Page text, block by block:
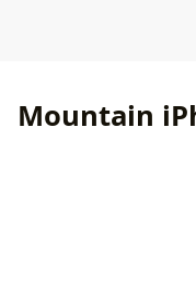
Mountain